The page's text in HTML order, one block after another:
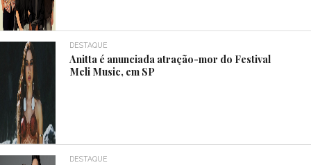
DESTAQUE
Anitta é anunciada atração-mor do Festival
Meli Music, em SP
DESTAQUE